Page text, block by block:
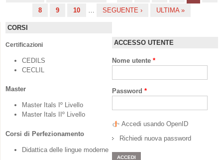
8
9 10 SEGUENTE › ULTIMA »
CORSI
Certificazioni
CEDILS
CECLIL
Master
Master Itals Iº Livello
Master Itals IIº Livello
Corsi di Perfezionamento
Didattica delle lingue moderne
ACCESSO UTENTE
Nome utente *
Password *
Accedi usando OpenID
Richiedi nuova password